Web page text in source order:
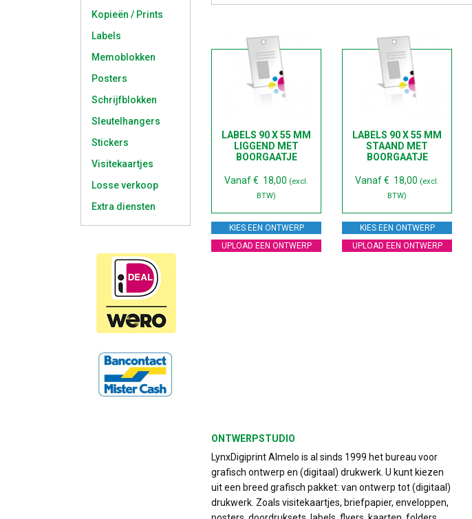
Kopieën / Prints
Labels
Memoblokken
Posters
Schrijfblokken
Sleutelhangers
Stickers
Visitekaartjes
Losse verkoop
Extra diensten
LABELS 90 X 55 MM
LIGGEND MET
BOORGAATJE
Vanaf€ 18,00 (excl.
BTW)
KIES EEN ONTWERP
UPLOAD EEN ONTWERP
LABELS 90 X 55 MM
STAAND MET
BOORGAATJE
Vanaf€ 18,00 (excl.
BTW)
KIES EEN ONTWERP
UPLOAD EEN ONTWERP
ONTWERPSTUDIO
LynxDigiprint Almelo is al sinds 1999 het bureau voor
grafisch ontwerp en (digitaal) drukwerk. U kunt kiezen
uit een breed grafisch pakket: van ontwerp tot (digitaal)
drukwerk. Zoals visitekaartjes, briefpapier, enveloppen,